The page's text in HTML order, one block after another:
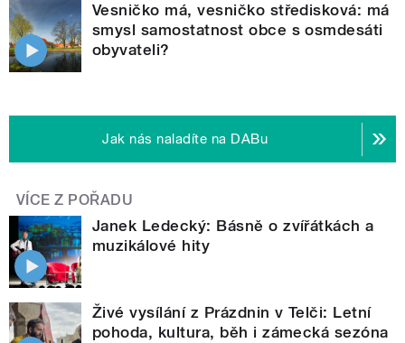
Vesničko má, vesničko středisková: má
smysl samostatnost obce s osmdesáti
obyvateli?
Jak nás naladíte na DABu
VÍCE Z POŘADU
Janek Ledecký: Básně o zvířátkách a
muzikálové hity
Živé vysílání z Prázdnin v Telči: Letní
pohoda, kultura, běh i zámecká sezóna